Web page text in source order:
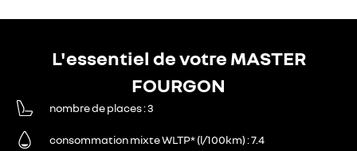
L'essentiel de votre MASTER
FOURGON
nombre de places 3
consommation mixte WLTP* (l/100km) 7.4